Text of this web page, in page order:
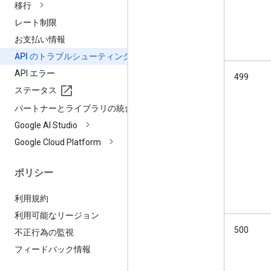
移行
レート制限
お支払い情報
API のトラブルシューティング
API エラー
ステータス
パートナーとライブラリの統合
Google AI Studio
Google Cloud Platform
ポリシー
利用規約
利用可能なリージョン
不正行為の監視
フィードバック情報
499
500